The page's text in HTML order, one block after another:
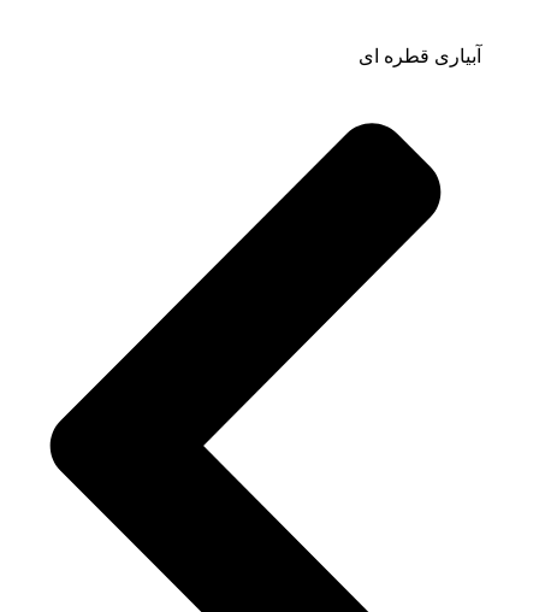
آبیاری قطره ای